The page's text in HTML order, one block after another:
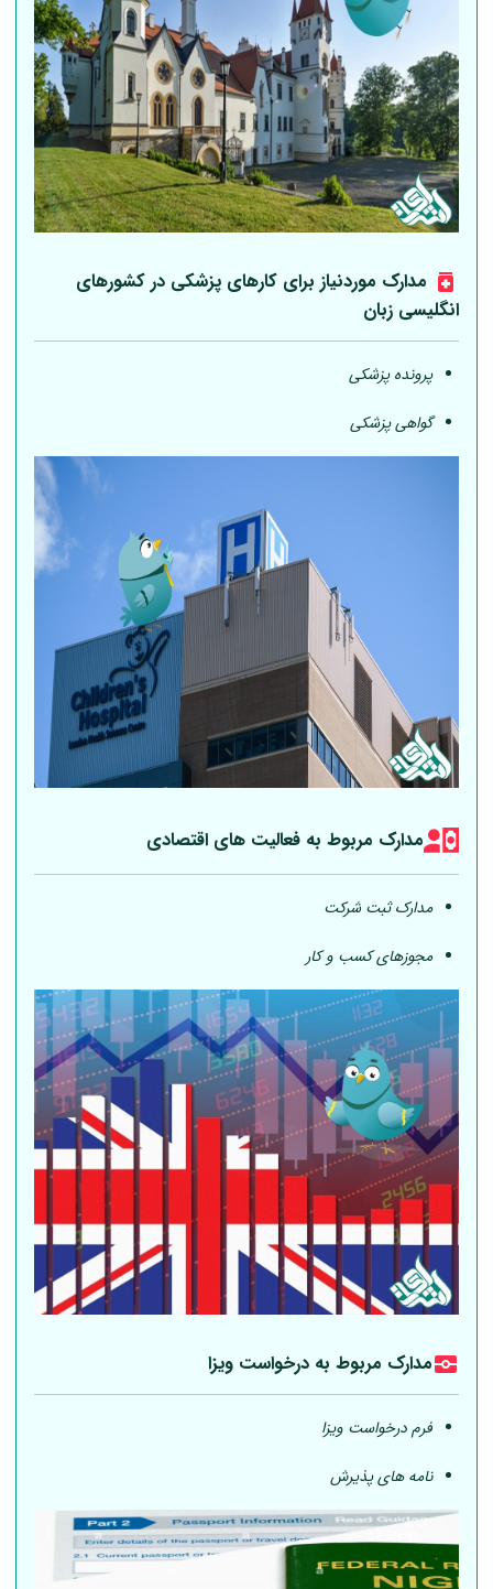
مدارک موردنیاز برای کارهای پزشکی در کشورهای
انگلیسی زبان
پرونده پزشکی
گواهی پزشکی
مدارک مربوط به فعالیت های اقتصادی
مدارک ثبت شرکت
مجوزهای کسب و کار
مدارک مربوط به درخواست ویزا
فرم درخواست ویزا
نامه های پذیرش